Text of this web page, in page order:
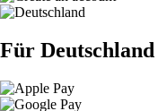
Für